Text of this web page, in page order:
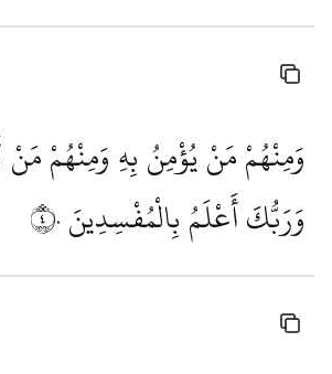
وَمِنْهُمْ مَنْ يُؤْمِنُ بِهِ وَمِنْهُمْ مَنْ
وَرَبُّكَ أَعْلَمُ بِالْمُفْسِدِينَ٤٠